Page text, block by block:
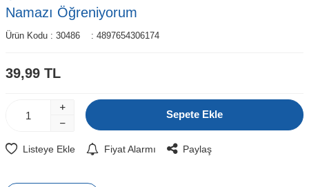
Namazı Öğreniyorum
Ürün Kodu : 30486 : 4897654306174
39,99 TL
Sepete Ekle
Listeye Ekle Fiyat Alarmı Paylaş